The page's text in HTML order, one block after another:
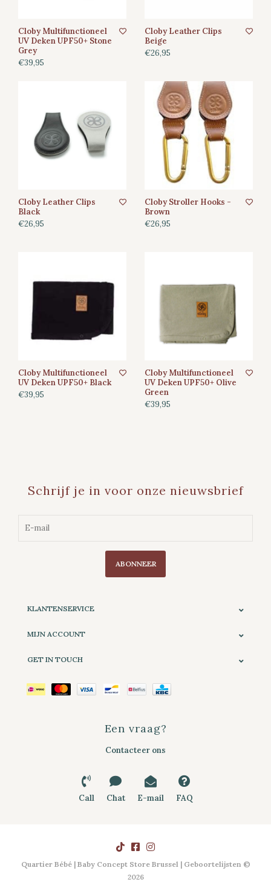
Cloby Multifunctioneel
UV Deken UPF50+ Stone
Grey
€39,95
Cloby Leather Clips
Beige
€26,95
Cloby Leather Clips
Black
€26,95
Cloby Stroller Hooks -
Brown
€26,95
Cloby Multifunctioneel
UV Deken UPF50+ Black
€39,95
Cloby Multifunctioneel
UV Deken UPF50+ Olive
Green
€39,95
Schrijf je in voor onze nieuwsbrief
ABONNEER
KLANTENSERVICE
MIJN ACCOUNT
GET IN TOUCH
Een vraag?
Contacteer ons
Call Chat E-mail FAQ
Quartier Bébé | Baby Concept Store Brussel | Geboortelijsten ©
2026